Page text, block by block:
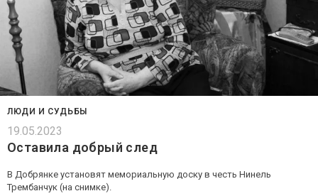
ЛЮДИ И СУДЬБЫ
19.05.2023
Оставила добрый след
В Добрянке установят мемориальную доску в честь Нинель
Трембанчук (на снимке).